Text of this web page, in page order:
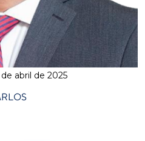
de abril de 2025